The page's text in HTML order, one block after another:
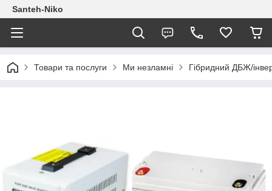
Santeh-Niko
Товари та послуги Ми незламні Гібридний ДБЖ/